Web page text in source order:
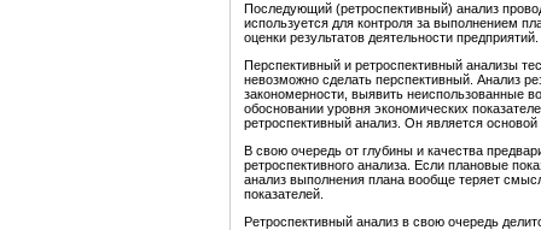
Последующий (ретроспективный) анализ
используется для контроля за выполнением
оценки результатов деятельности предприятий.
Перспективный и ретроспективный анализы
невозможно сделать перспективный. Анализ
закономерности, выявить неиспользованные
обосновании уровня экономических
ретроспективный анализ. Он является основой
В свою очередь от глубины и качества
ретроспективного анализа. Если плановые
анализ выполнения плана вообще теряет
показателей.
Ретроспективный анализ в свою очередь